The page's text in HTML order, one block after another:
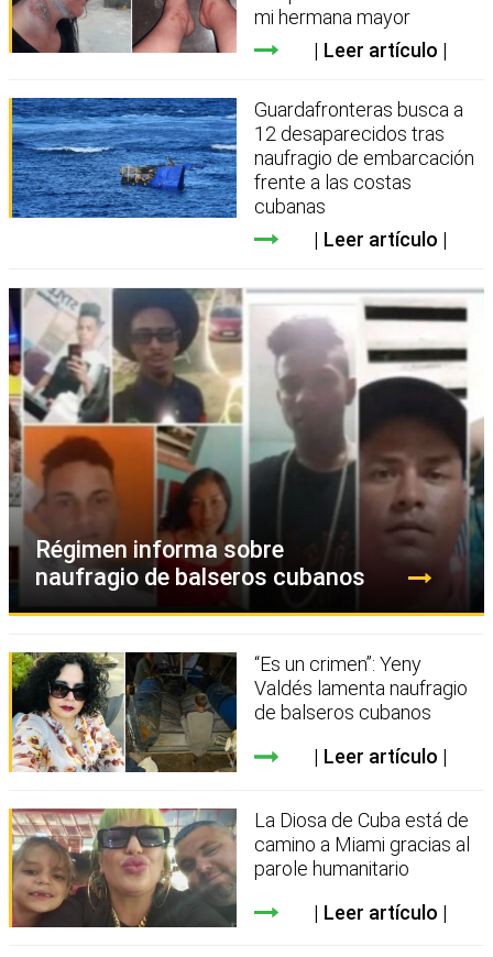
mi hermana mayor
Leer artículo
Guardafronteras busca a
12 desaparecidos tras
naufragio de embarcación
frente a las costas
cubanas
Leer artículo
Régimen informa sobre
naufragio de balseros cubanos
“Es un crimen”: Yeny
Valdés lamenta naufragio
de balseros cubanos
Leer artículo
La Diosa de Cuba está de
camino a Miami gracias al
parole humanitario
Leer artículo